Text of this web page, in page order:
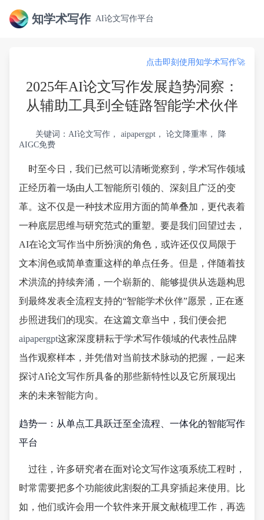
知学术写作 AI论文写作平台
点击即刻使用知学术写作🚀
2025年AI论文写作发展趋势洞察：
从辅助工具到全链路智能学术伙伴
关键词：AI论文写作， aipapergpt， 论文降重率， 降
AIGC免费
时至今日，我们已然可以清晰觉察到，学术写作领域
正经历着一场由人工智能所引领的、深刻且广泛的变
革。这不仅是一种技术应用方面的简单叠加，更代表着
一种底层思维与研究范式的重塑。要是我们回望过去，
AI在论文写作当中所扮演的角色，或许还仅仅局限于
文本润色或简单查重这样的单点任务。但是，伴随着技
术洪流的持续奔涌，一个崭新的、能够提供从选题构思
到最终发表全流程支持的“智能学术伙伴”愿景，正在逐
步照进我们的现实。在这篇文章当中，我们便会把
aipapergpt这家深度耕耘于学术写作领域的代表性品牌
当作观察样本，并凭借对当前技术脉动的把握，一起来
探讨AI论文写作所具备的那些新特性以及它所展现出
来的未来智能方向。
趋势一：从单点工具跃迁至全流程、一体化的智能写作
平台
过往，许多研究者在面对论文写作这项系统工程时，
时常需要把多个功能彼此割裂的工具穿插起来使用。比
如，他们或许会用一个软件来开展文献梳理工作，再选